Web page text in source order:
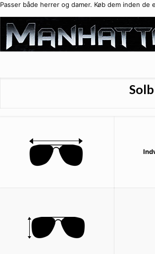
Passer både herrer og damer. Køb dem inden de